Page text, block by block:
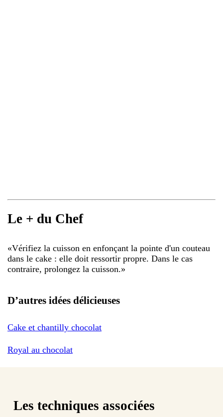
Le + du Chef
«Vérifiez la cuisson en enfonçant la pointe d'un couteau
dans le cake : elle doit ressortir propre. Dans le cas
contraire, prolongez la cuisson.»
D’autres idées délicieuses
Cake et chantilly chocolat
Royal au chocolat
Les techniques associées